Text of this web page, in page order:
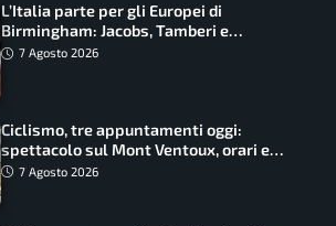
L’Italia parte per gli Europei di
Birmingham: Jacobs, Tamberi e
Battocletti guidano una spedizione
7 Agosto 2026
Ciclismo, tre appuntamenti oggi:
spettacolo sul Mont Ventoux, orari e
come vederli
7 Agosto 2026